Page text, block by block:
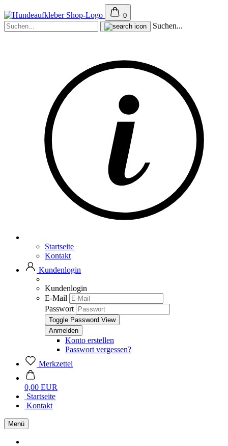
0
Suchen...
Startseite
Kontakt
Kundenlogin
Kundenlogin
E-Mail
Passwort
Toggle Password View
Konto erstellen
Passwort vergessen?
Merkzettel
0,00 EUR
Startseite
Kontakt
Menü